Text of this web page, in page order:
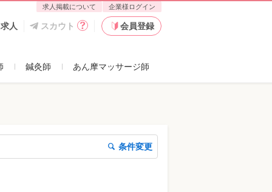
求人掲載について 企業様ログイン
人 スカウト 会員登録
鍼灸師 あん摩マッサージ師
条件変更